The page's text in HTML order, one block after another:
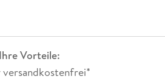
Ihre Vorteile:
versandkostenfrei*